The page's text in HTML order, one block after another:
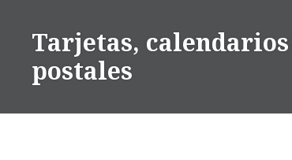
contenidoTarjetas,
postales